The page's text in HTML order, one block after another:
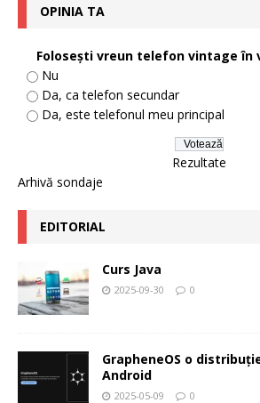
OPINIA TA
Foloseşti vreun telefon vintage în
Nu
Da, ca telefon secundar
Da, este telefonul meu principal
Rezultate
Arhivă sondaje
EDITORIAL
Curs Java
2025-09-30 0
GrapheneOS o
Android
2025-05-09 0